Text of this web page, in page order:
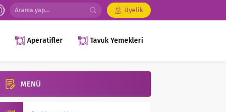
Üyelik
Aperatifler Tavuk Yemekleri
MENÜ